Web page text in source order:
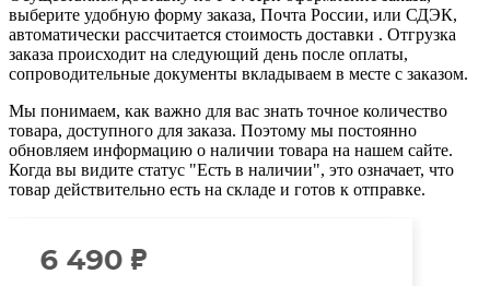
выберите удобную форму заказа, Почта России, или СДЭК,
автоматически рассчитается стоимость доставки . Отгрузка
заказа происходит на следующий день после оплаты,
сопроводительные документы вкладываем в месте с заказом.
Мы понимаем, как важно для вас знать точное количество
товара, доступного для заказа. Поэтому мы постоянно
обновляем информацию о наличии товара на нашем сайте.
Когда вы видите статус "Есть в наличии", это означает, что
товар действительно есть на складе и готов к отправке.